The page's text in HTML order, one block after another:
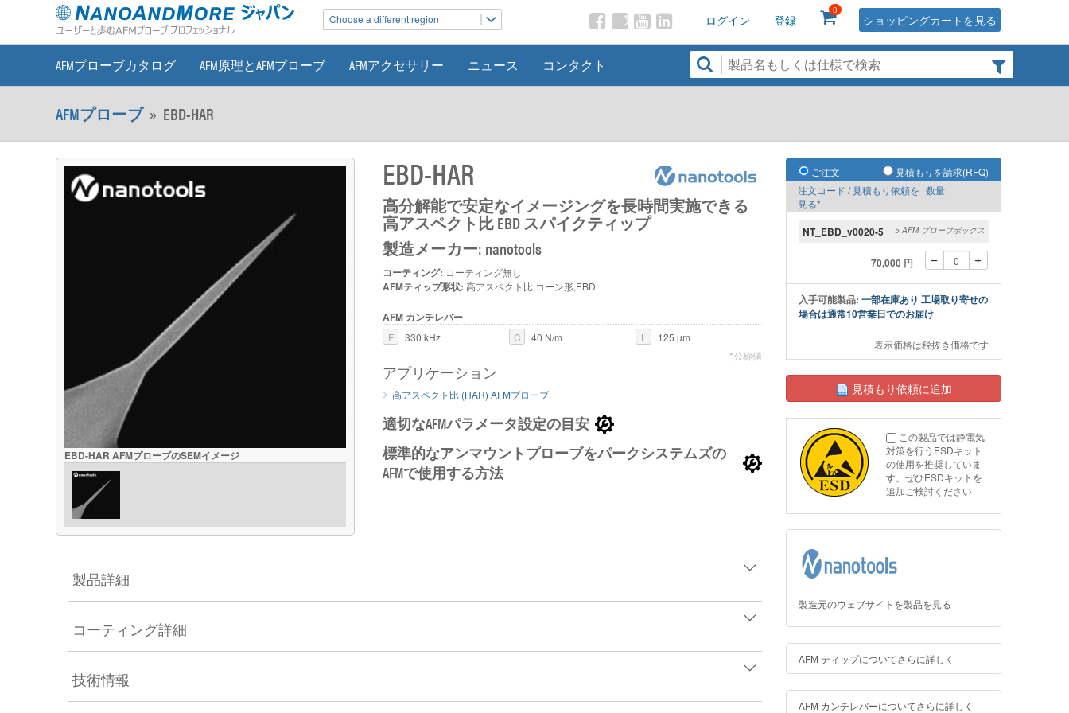
Choose a different region ログイン 登録
0
ショッピングカートを見る
AFMプローブカタログ AFM原理とAFMプローブ AFMアクセサリー ニュース コンタクト
AFMプローブ» EBD-HAR
ご注文
見積もりを請求(RFQ)
注文コード / 見積もり依頼を
見る*
数量
NT_EBD_v0020-5 5 AFM プローブボックス
70,000 円
入手可能製品: 一部在庫あり 工場取り寄せの
場合は通常10営業日でのお届け
表示価格は税抜き価格です
見積もり依頼に追加
この製品では静電気
対策を行うESDキット
の使用を推奨していま
す。ぜひESDキットを
追加ご検討ください
EBD-HAR AFMプローブのSEMイメージ
EBD-HAR
高分解能で安定なイメージングを長時間実施できる
高アスペクト比 EBD スパイクティップ
製造メーカー: nanotools
コーティング: コーティング無し
AFMティップ形状: 高アスペクト比,コーン形,EBD
AFM カンチレバー
F 330 kHz C 40 N/m L
125 µm
*公称値
アプリケーション
高アスペクト比 (HAR) AFMプローブ
適切なAFMパラメータ設定の目安
標準的なアンマウントプローブをパークシステムズの
AFMで使用する方法
製品詳細
コーティング詳細
技術情報
製造元のウェブサイトを製品を見る
AFM ティップについてさらに詳しく
AFM カンチレバーについてさらに詳しく